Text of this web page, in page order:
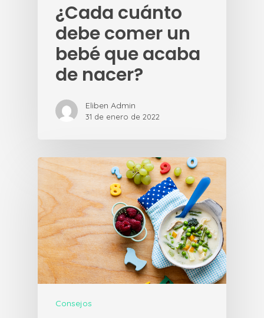
¿Cada cuánto
debe comer un
bebé que acaba
de nacer?
Eliben Admin
31 de enero de 2022
Consejos